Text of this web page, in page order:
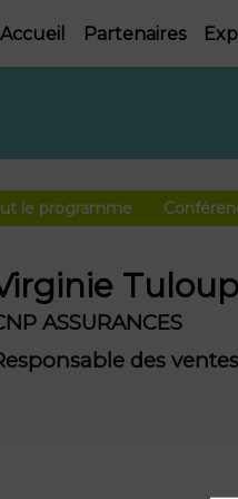
Accueil Partenaires
le programme
Tuloup
ASSURANCES
des